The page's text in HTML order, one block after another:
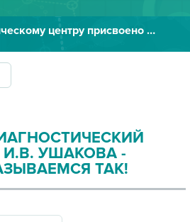
Иркутскому диагностическому центру присвоено имя Игоря Васильевича Ушакова
УШАКОВА -
ТАК!